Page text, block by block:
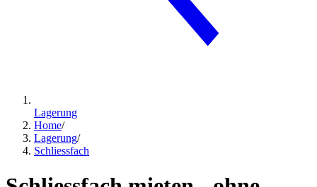
Lagerung
Home/
Lagerung/
Schliessfach